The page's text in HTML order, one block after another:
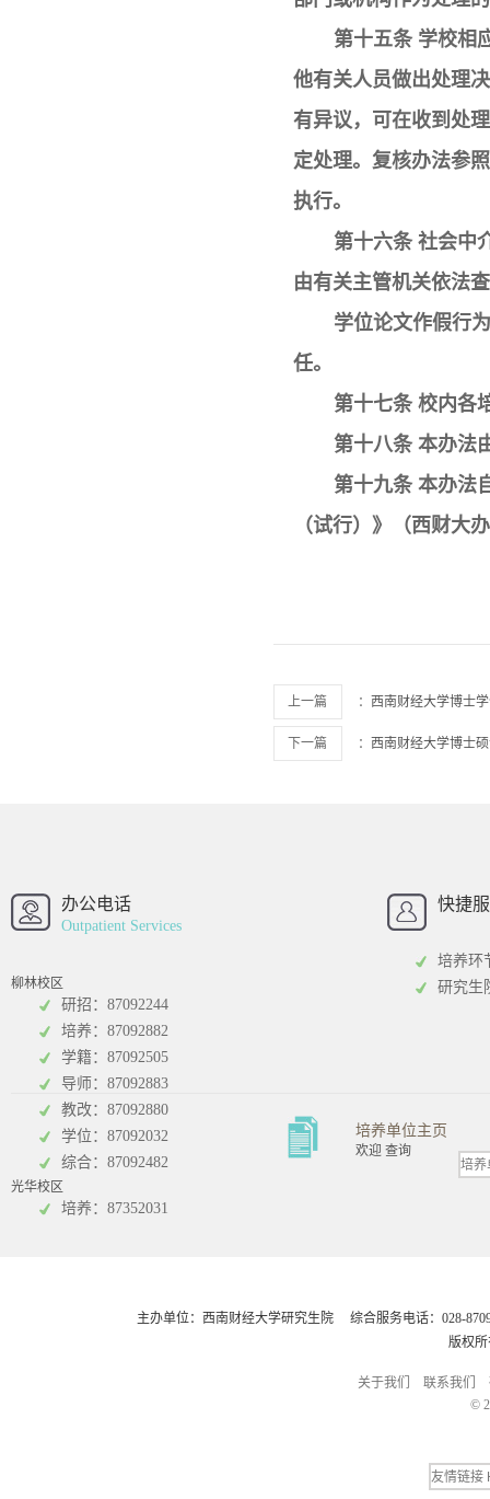
第十五条 学校相
他有关人员做出处理
有异议，可在收到处
定处理。复核办法参
执行。
第十六条 社会中
由有关主管机关依法
学位论文作假行
任。
第十七条 校内各
第十八条 本办法
第十九条 本办法
（试行）》（西财大
上一篇 ： 西南财经大学博士
下一篇 ： 西南财经大学博士
招办
工商管理学院
办公电话
Outpatient Services
柳林校区
研招：87092244
培养：87092882
学籍：87092505
导师：87092883
教改：87092880
学位：87092032
综合：87092482
光华校区
培养：87352031
快捷
培养环
研究生
培养单位主页
欢迎 查询
主办单位：西南财经大学研究生院 综合服务电话：028-
版权
关于我们 联系我们
©